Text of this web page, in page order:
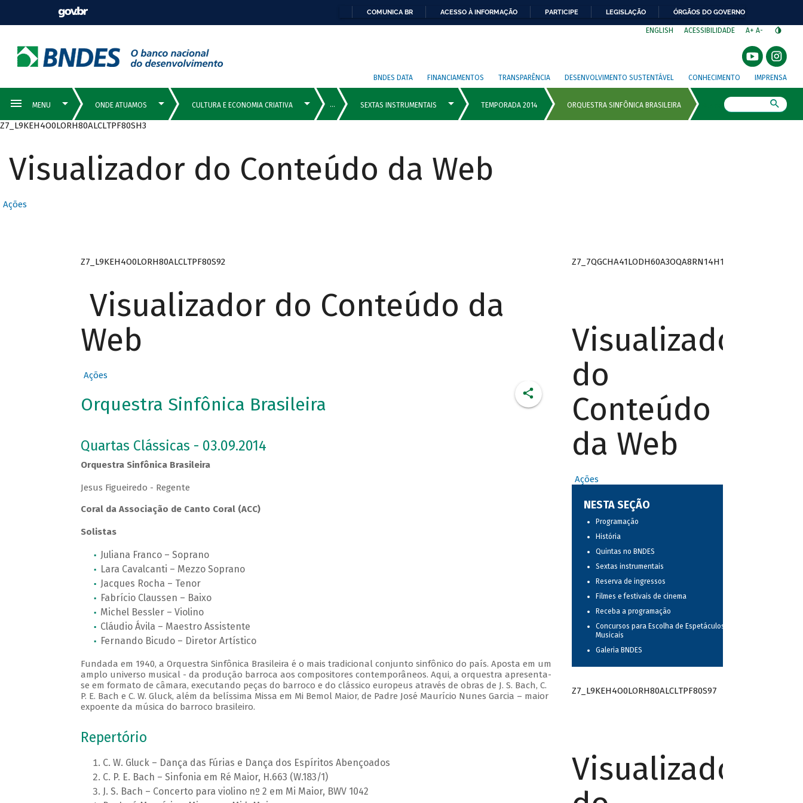
COMUNICA BR ACESSO À INFORMAÇÃO PARTICIPE LEGISLAÇÃO ÓRGÃOS DO GOVERNO
ENGLISH ACESSIBILIDADE A+ A-
BNDES DATA FINANCIAMENTOS TRANSPARÊNCIA DESENVOLVIMENTO SUSTENTÁVEL CONHECIMENTO IMPRENSA
Z7_L9KEH4O0LORH80ALCLTPF80SH3
Visualizador do Conteúdo da Web
Ações
Z7_L9KEH4O0LORH80ALCLTPF80S92
Visualizador do Conteúdo da
Web
Ações
Orquestra Sinfônica Brasileira
Quartas Clássicas - 03.09.2014
Orquestra Sinfônica Brasileira
Jesus Figueiredo - Regente
Coral da Associação de Canto Coral (ACC)
Solistas
Juliana Franco – Soprano
Lara Cavalcanti – Mezzo Soprano
Jacques Rocha – Tenor
Fabrício Claussen – Baixo
Michel Bessler – Violino
Cláudio Ávila – Maestro Assistente
Fernando Bicudo – Diretor Artístico
Fundada em 1940, a Orquestra Sinfônica Brasileira é o mais tradicional conjunto sinfônico do país. Aposta em um
amplo universo musical - da produção barroca aos compositores contemporâneos. Aqui, a orquestra apresenta-
se em formato de câmara, executando peças do barroco e do clássico europeus através de obras de J. S. Bach, C.
P. E. Bach e C. W. Gluck, além da belíssima Missa em Mi Bemol Maior, de Padre José Maurício Nunes Garcia – maior
expoente da música do barroco brasileiro.
Repertório
C. W. Gluck – Dança das Fúrias e Dança dos Espíritos Abençoados
C. P. E. Bach – Sinfonia em Ré Maior, H.663 (W.183/1)
J. S. Bach – Concerto para violino nº 2 em Mi Maior, BWV 1042
Z7_7QGCHA41LODH60A3OQA8RN14H1
Visualizador
do
Conteúdo
da Web
Ações
NESTA SEÇÃO
Programação
História
Quintas no BNDES
Sextas instrumentais
Reserva de ingressos
Filmes e festivais de cinema
Receba a programação
Concursos para Escolha de Espetáculos
Musicais
Galeria BNDES
Z7_L9KEH4O0LORH80ALCLTPF80S97
Visualizador